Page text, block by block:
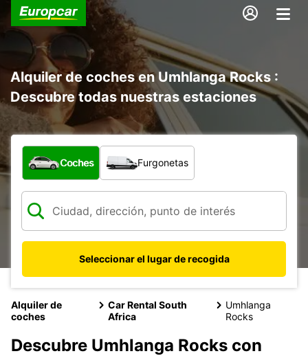
Alquiler de coches en Umhlanga Rocks :
Descubre todas nuestras estaciones
¿Qué tipo de vehículo?
Coches Furgonetas
Seleccionar el lugar de recogida
Alquiler de
coches
Car Rental South
Africa
Umhlanga
Rocks
Descubre Umhlanga Rocks con